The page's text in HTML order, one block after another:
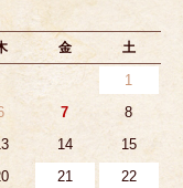
金 土
1
7
8
14
15
21
22